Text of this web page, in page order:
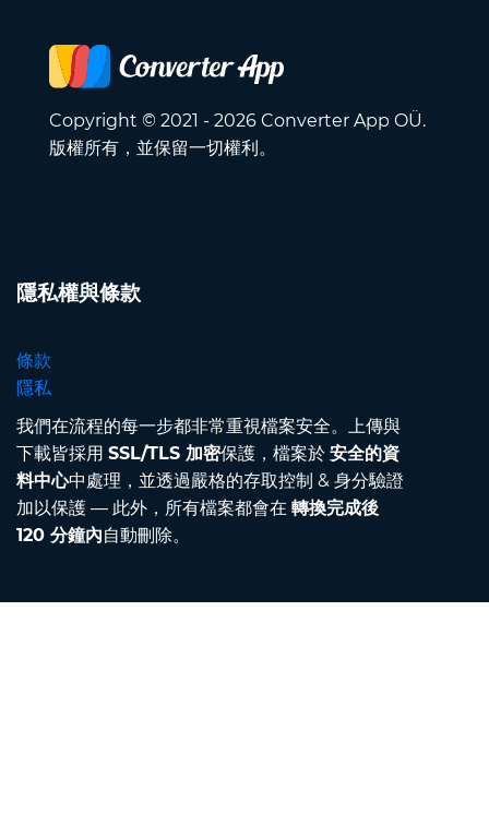
Copyright © 2021 - 2026 Converter App OÜ.
版權所有，並保留一切權利。
隱私權與條款
條款
隱私
我們在流程的每一步都非常重視檔案安全。上傳與
下載皆採用 SSL/TLS 加密保護，檔案於 安全的資
料中心中處理，並透過嚴格的存取控制 & 身分驗證
加以保護 — 此外，所有檔案都會在 轉換完成後
120 分鐘內自動刪除。